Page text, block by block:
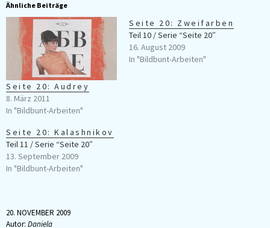
Ähnliche Beiträge
Seite 20: Audrey
8. März 2011
In "Bildbunt-Arbeiten"
Seite 20: Zweifarben
Teil 10 / Serie “Seite 20″
16. August 2009
In "Bildbunt-Arbeiten"
Seite 20: Kalashnikov
Teil 11 / Serie “Seite 20″
13. September 2009
In "Bildbunt-Arbeiten"
20. NOVEMBER 2009
Autor: Daniela